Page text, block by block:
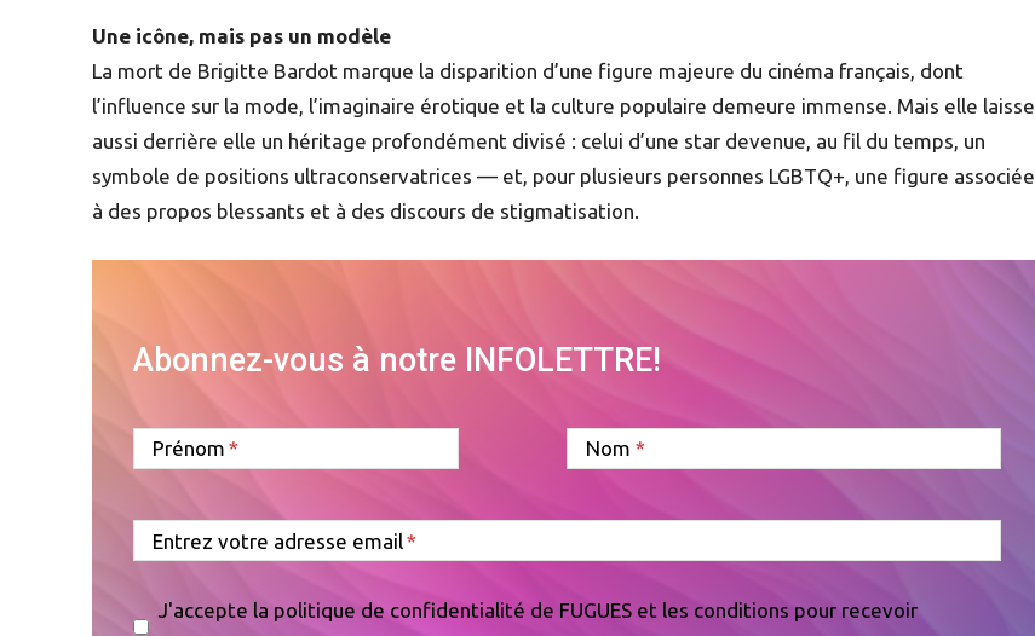
Une icône, mais pas un modèle
La mort de Brigitte Bardot marque la disparition d’une figure majeure du cinéma français, dont
l’influence sur la mode, l’imaginaire érotique et la culture populaire demeure immense. Mais elle laisse
aussi derrière elle un héritage profondément divisé : celui d’une star devenue, au fil du temps, un
symbole de positions ultraconservatrices — et, pour plusieurs personnes LGBTQ+, une figure associée
à des propos blessants et à des discours de stigmatisation.
Abonnez-vous à notre INFOLETTRE!
Prénom Nom
Entrez votre adresse email
J'accepte la politique de confidentialité de FUGUES et les conditions pour recevoir